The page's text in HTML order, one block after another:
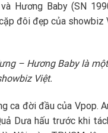
Hương Baby (SN
đôi đẹp của showbiz
– Hương Baby là
Việt.
ca đời đầu của Vpop.
Dưa hấu trước khi